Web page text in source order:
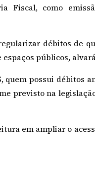
Fiscal, como
débitos de
públicos,
quem possui débitos
previsto na
em ampliar o